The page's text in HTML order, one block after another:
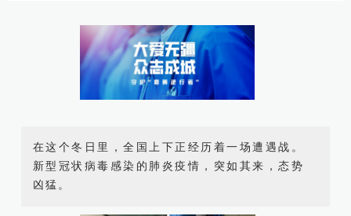
社会责任
康桥法治研究院
在这个冬日里，全国上下正经历着一场遭遇战。
新型冠状病毒感染的肺炎疫情，突如其来，态势
凶猛。